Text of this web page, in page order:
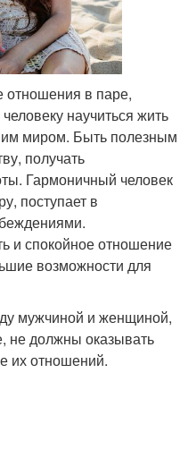
отношения в паре,
научиться жить
миром. Быть полезным
получать
Гармоничный человек
поступает в
и спокойное отношение
возможности для
мужчиной и женщиной,
не должны оказывать
их отношений.